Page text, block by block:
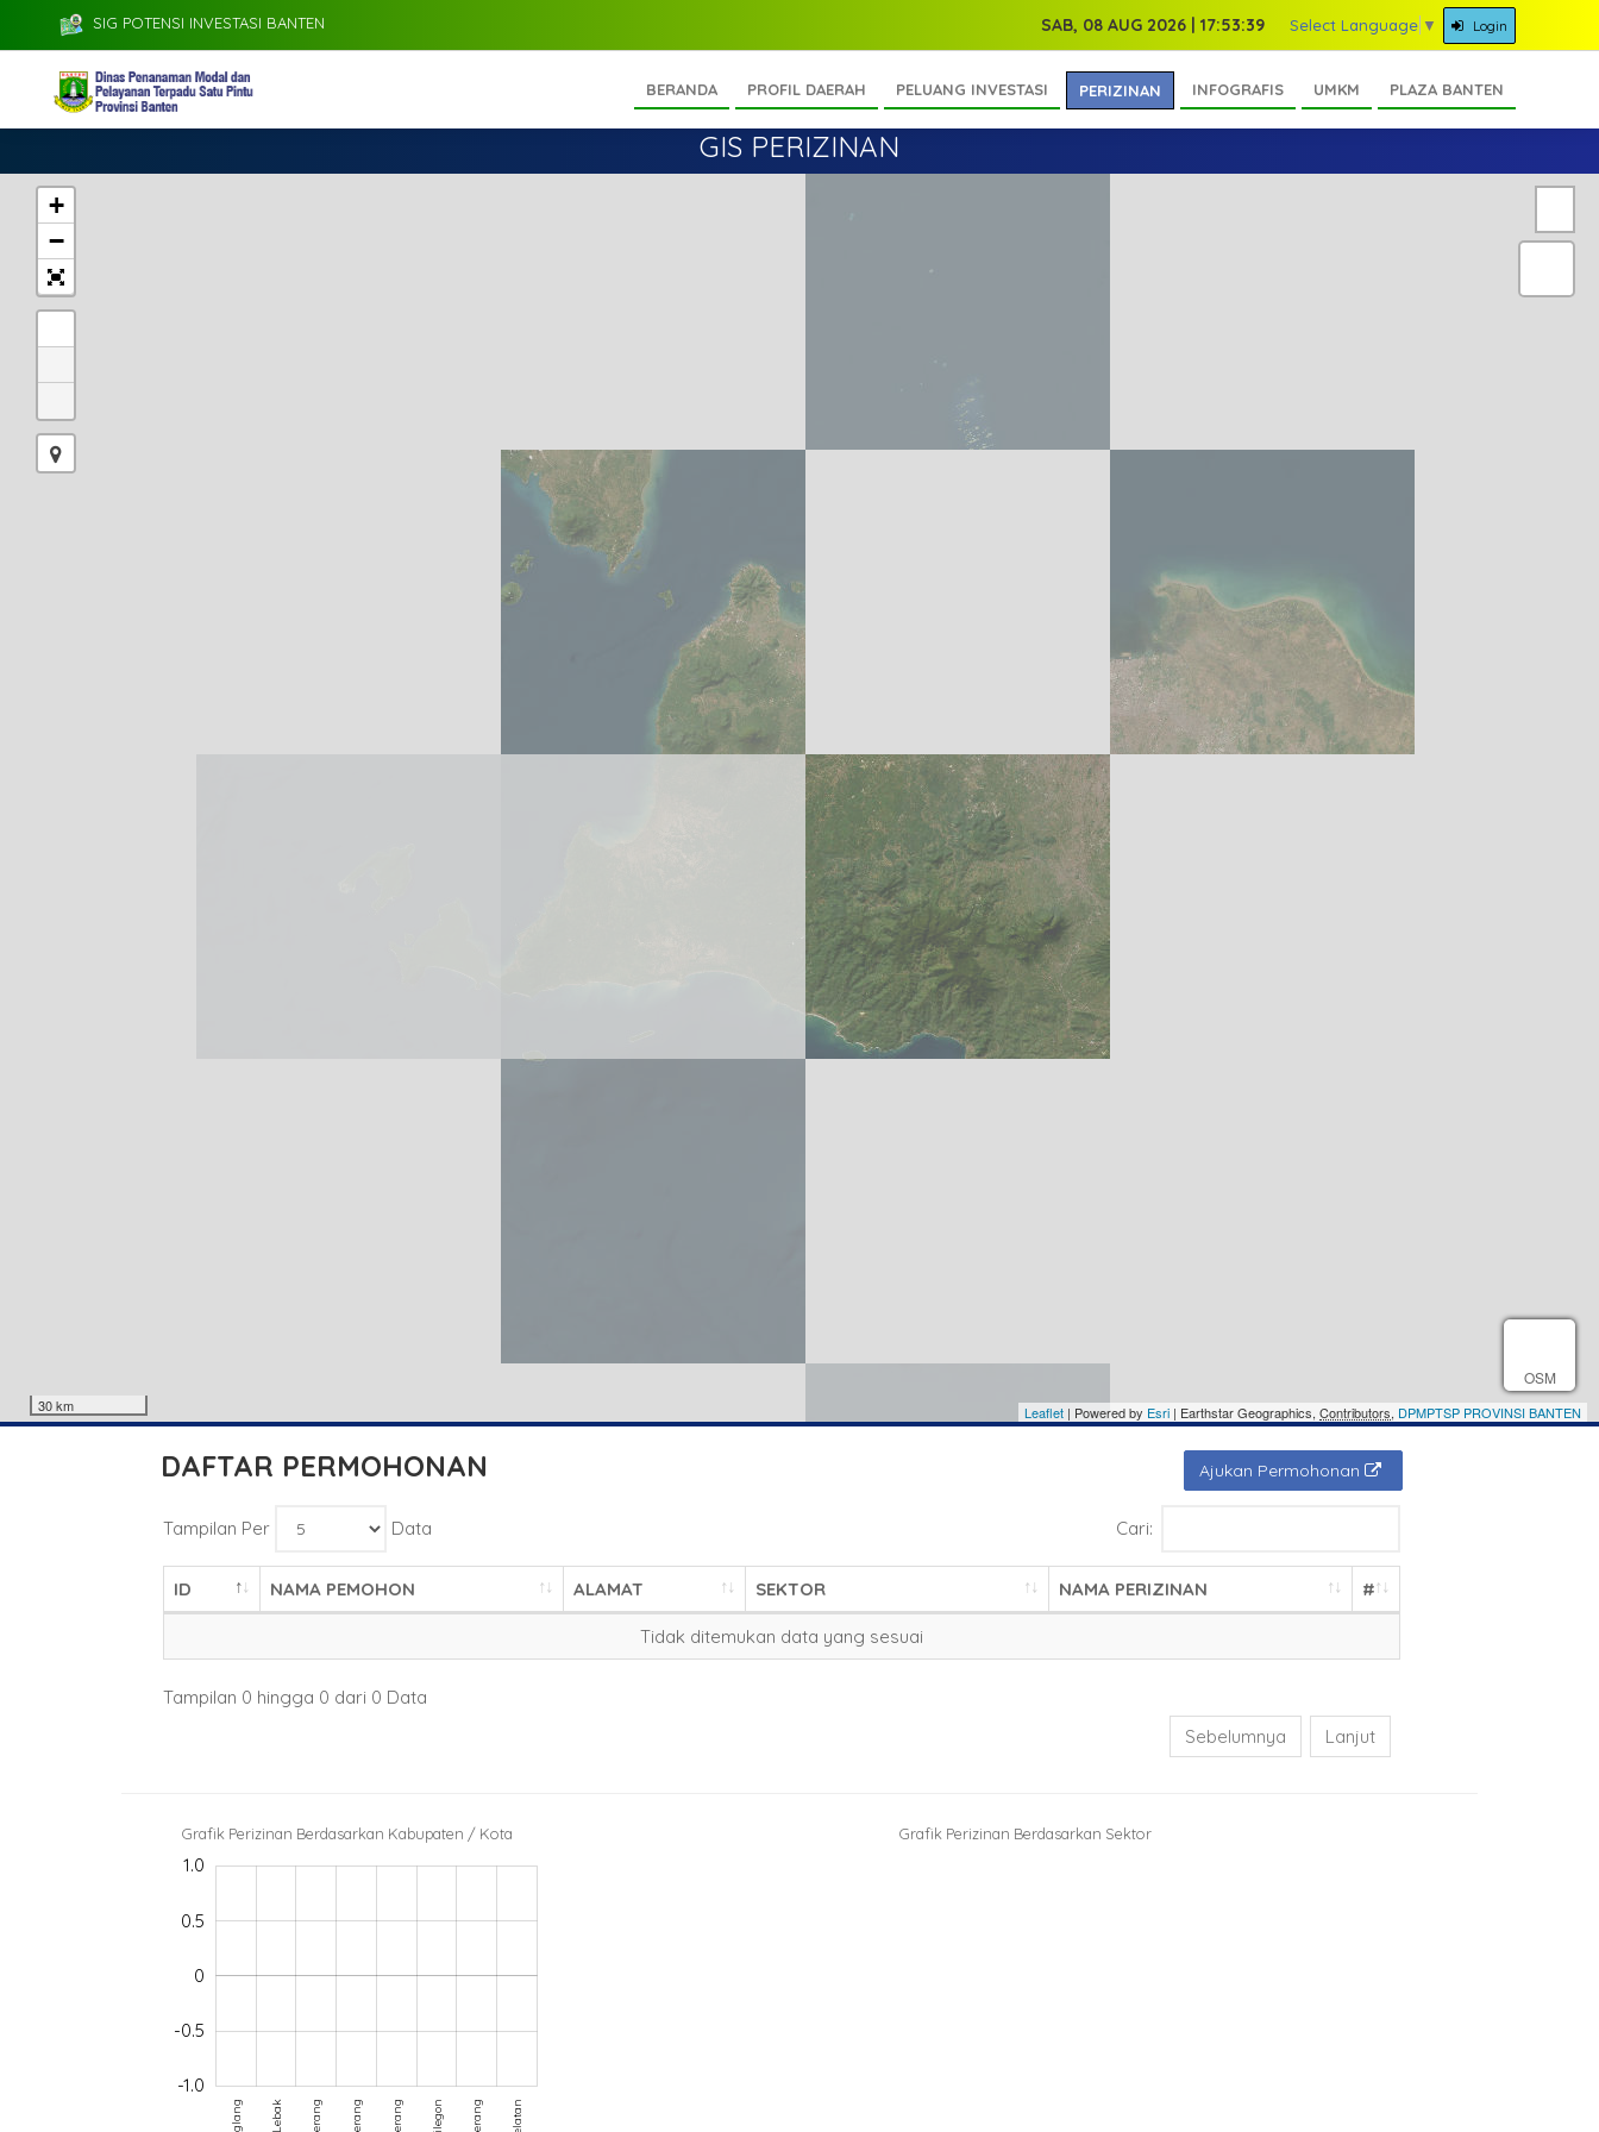
SIG POTENSI INVESTASI BANTEN SAB, 08 AUG 2026 | 17:53:39 Select Language ▼ Login
BERANDA PROFIL DAERAH PELUANG INVESTASI PERIZINAN INFOGRAFIS UMKM PLAZA BANTEN
GIS PERIZINAN
+
−
30 km
OSM
Leaflet | Powered by Esri | Earthstar Geographics, Contributors, DPMPTSP PROVINSI BANTEN
DAFTAR PERMOHONAN Ajukan Permohonan
Tampilan Per Data Cari:
ID NAMA PEMOHON ALAMAT SEKTOR NAMA PERIZINAN #
Tidak ditemukan data yang sesuai
Tampilan 0 hingga 0 dari 0 Data
Sebelumnya
Lanjut
Grafik Perizinan Berdasarkan Kabupaten / Kota
-0.5
-1.0
-0.5
0
0.5
1.0
Grafik Perizinan Berdasarkan Sektor